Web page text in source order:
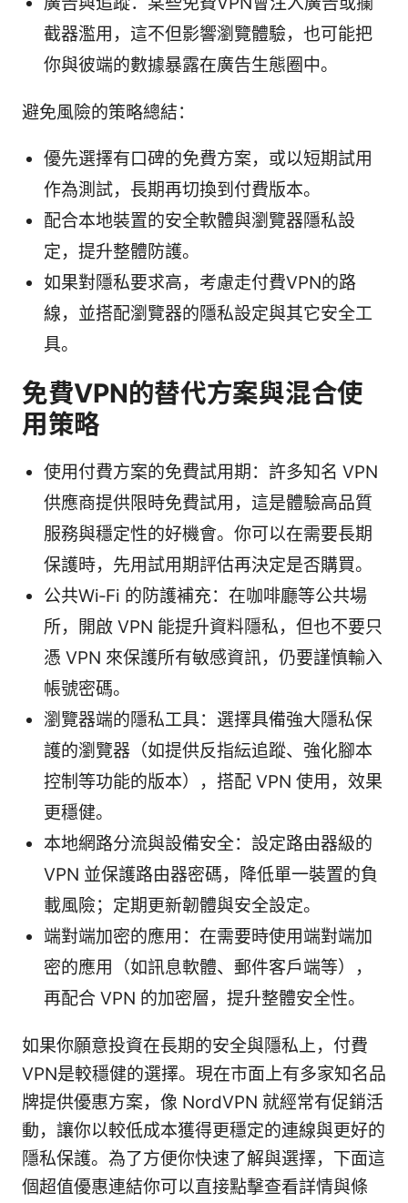
截器濫用，這不但影響瀏覽體驗，也可能把
你與彼端的數據暴露在廣告生態圈中。
避免風險的策略總結：
優先選擇有口碑的免費方案，或以短期試用
作為測試，長期再切換到付費版本。
配合本地裝置的安全軟體與瀏覽器隱私設
定，提升整體防護。
如果對隱私要求高，考慮走付費VPN的路
線，並搭配瀏覽器的隱私設定與其它安全工
具。
免費VPN的替代方案與混合使
用策略
使用付費方案的免費試用期：許多知名 VPN
供應商提供限時免費試用，這是體驗高品質
服務與穩定性的好機會。你可以在需要長期
保護時，先用試用期評估再決定是否購買。
公共Wi‑Fi 的防護補充：在咖啡廳等公共場
所，開啟 VPN 能提升資料隱私，但也不要只
憑 VPN 來保護所有敏感資訊，仍要謹慎輸入
帳號密碼。
瀏覽器端的隱私工具：選擇具備強大隱私保
護的瀏覽器（如提供反指紜追蹤、強化腳本
控制等功能的版本），搭配 VPN 使用，效果
更穩健。
本地網路分流與設備安全：設定路由器級的
VPN 並保護路由器密碼，降低單一裝置的負
載風險；定期更新韌體與安全設定。
端對端加密的應用：在需要時使用端對端加
密的應用（如訊息軟體、郵件客戶端等），
再配合 VPN 的加密層，提升整體安全性。
如果你願意投資在長期的安全與隱私上，付費
VPN是較穩健的選擇。現在市面上有多家知名品
牌提供優惠方案，像 NordVPN 就經常有促銷活
動，讓你以較低成本獲得更穩定的連線與更好的
隱私保護。為了方便你快速了解與選擇，下面這
個超值優惠連結你可以直接點擊查看詳情與條